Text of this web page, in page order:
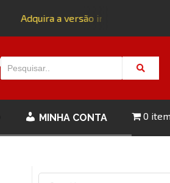
Adquira a versão impressa da
MINHA CONTA 0 item